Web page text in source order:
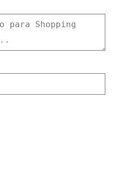
CITRINO
CLARO